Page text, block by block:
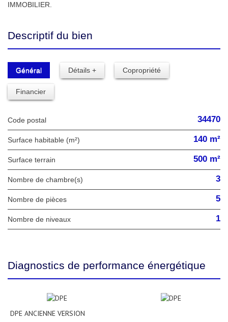
IMMOBILIER.
Descriptif du bien
Général Détails + Copropriété
Financier
Code postal 34470
Surface habitable (m²) 140 m²
surface terrain 500 m²
Nombre de chambre(s) 3
Nombre de pièces 5
Nombre de niveaux 1
Diagnostics de performance énergétique
DPE ANCIENNE VERSION